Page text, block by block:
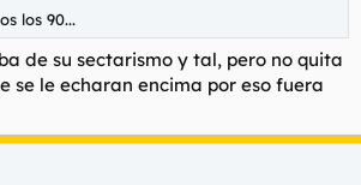
los 90...
de su sectarismo y tal, pero no quita
se le echaran encima por eso fuera